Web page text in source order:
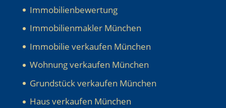
Immobilienbewertung
Immobilienmakler München
Immobilie verkaufen München
Wohnung verkaufen München
Grundstück verkaufen München
Haus verkaufen München